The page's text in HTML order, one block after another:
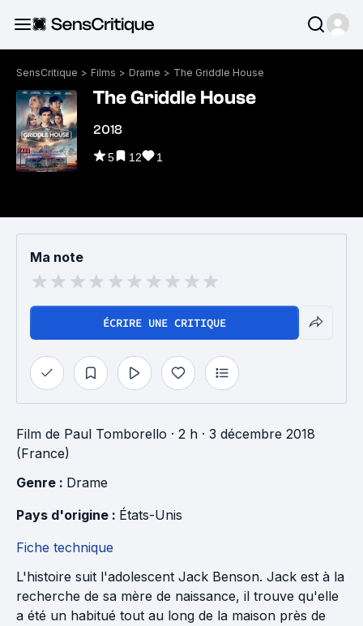
SensCritique > Films > Drame > The Griddle House
The Griddle House
2018
5 12 1
Ma note
ÉCRIRE UNE CRITIQUE
Film de Paul Tomborello · 2 h · 3 décembre 2018
(France)
Genre : Drame
Pays d'origine : États-Unis
Fiche technique
L'histoire suit l'adolescent Jack Benson. Jack est à la
recherche de sa mère de naissance, il trouve qu'elle
a été un habitué tout au long de la maison près de